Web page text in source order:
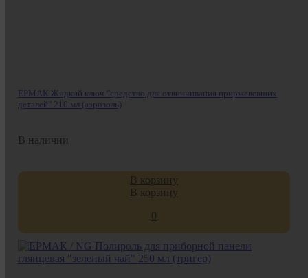
ЕРМАК Жидкий ключ "средство для отвинчивания приржавевших
деталей" 210 мл (аэрозоль)
В наличии
В корзину
В корзину
0